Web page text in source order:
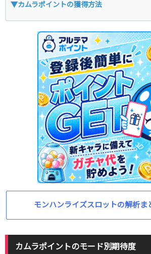
▼カムラポイントの獲得方法
モンハンライズスロットの解析ま
カムラポイントのモード別期待度